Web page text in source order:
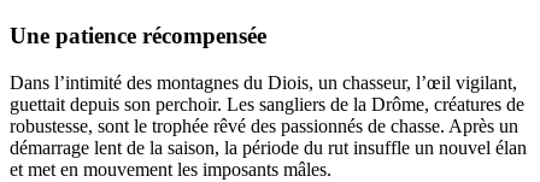
Une patience récompensée
Dans l’intimité des montagnes du Diois, un chasseur, l’œil vigilant,
guettait depuis son perchoir. Les sangliers de la Drôme, créatures de
robustesse, sont le trophée rêvé des passionnés de chasse. Après un
démarrage lent de la saison, la période du rut insuffle un nouvel élan
et met en mouvement les imposants mâles.